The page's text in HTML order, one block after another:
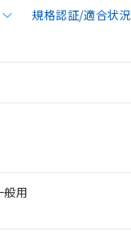
規格認証/適合状況
般用